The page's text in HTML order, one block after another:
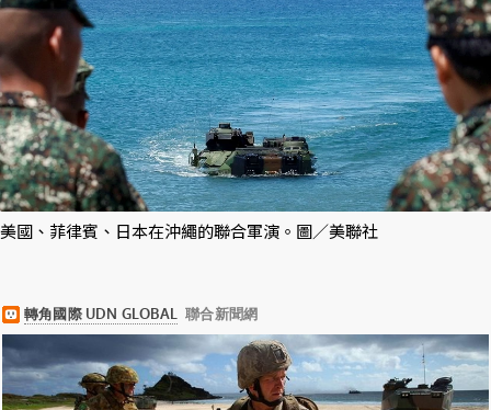
美國、菲律賓、日本在沖繩的聯合軍演。圖／美聯社